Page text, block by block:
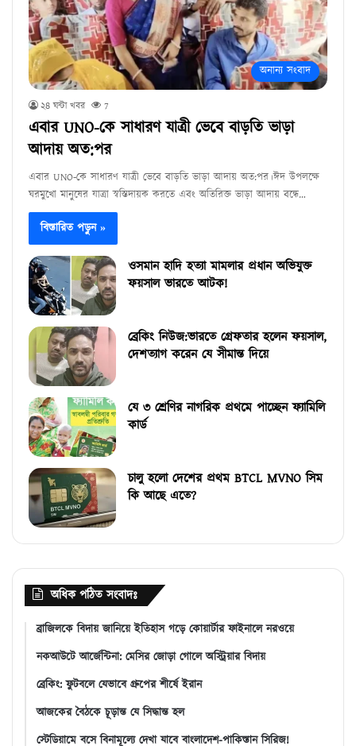
অনান্য সংবাদ
২৪ ঘন্টা খবর 7
এবার UNO-কে সাধারণ যাত্রী ভেবে বাড়তি ভাড়া
আদায় অত:পর
এবার UNO-কে সাধারণ যাত্রী ভেবে বাড়তি ভাড়া আদায় অত:পর।ঈদ উপলক্ষে
ঘরমুখো মানুষের যাত্রা স্বস্তিদায়ক করতে এবং অতিরিক্ত ভাড়া আদায় বন্ধে…
বিস্তারিত পড়ুন »
ওসমান হাদি হত্যা মামলার প্রধান অভিযুক্ত
ফয়সাল ভারতে আটক!
ব্রেকিং নিউজ:ভারতে গ্রেফতার হলেন ফয়সাল,
দেশত্যাগ করেন যে সীমান্ত দিয়ে
যে ৩ শ্রেণির নাগরিক প্রথমে পাচ্ছেন ফ্যামিলি
কার্ড
চালু হলো দেশের প্রথম BTCL MVNO সিম
কি আছে এতে?
অধিক পঠিত সংবাদঃ
ব্রাজিলকে বিদায় জানিয়ে ইতিহাস গড়ে কোয়ার্টার ফাইনালে নরওয়ে
নকআউটে আর্জেন্টিনা: মেসির জোড়া গোলে অস্ট্রিয়ার বিদায়
ব্রেকিং: ফুটবলে যেভাবে গ্রুপের শীর্ষে ইরান
আজকের বৈঠকে চূড়ান্ত যে সিদ্ধান্ত হল
স্টেডিয়ামে বসে বিনামূল্যে দেখা যাবে বাংলাদেশ-পাকিস্তান সিরিজ!